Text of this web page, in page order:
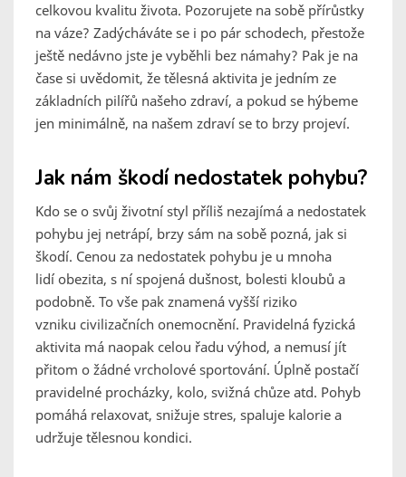
celkovou kvalitu života. Pozorujete na sobě přírůstky
na váze? Zadýcháváte se i po pár schodech, přestože
ještě nedávno jste je vyběhli bez námahy? Pak je na
čase si uvědomit, že tělesná aktivita je jedním ze
základních pilířů našeho zdraví, a pokud se hýbeme
jen minimálně, na našem zdraví se to brzy projeví.
Jak nám škodí nedostatek pohybu?
Kdo se o svůj životní styl příliš nezajímá a nedostatek
pohybu jej netrápí, brzy sám na sobě pozná, jak si
škodí. Cenou za nedostatek pohybu je u mnoha
lidí obezita, s ní spojená dušnost, bolesti kloubů a
podobně. To vše pak znamená vyšší riziko
vzniku civilizačních onemocnění. Pravidelná fyzická
aktivita má naopak celou řadu výhod, a nemusí jít
přitom o žádné vrcholové sportování. Úplně postačí
pravidelné procházky, kolo, svižná chůze atd. Pohyb
pomáhá relaxovat, snižuje stres, spaluje kalorie a
udržuje tělesnou kondici.